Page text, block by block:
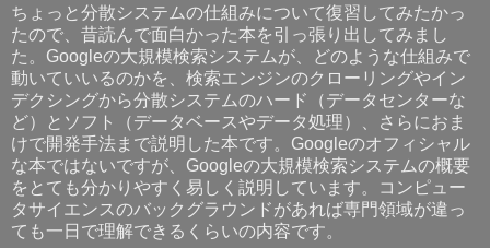
ちょっと分散システムの仕組みについて復習してみたかっ
たので、昔読んで面白かった本を引っ張り出してみまし
た。Googleの大規模検索システムが、どのような仕組みで
動いていいるのかを、検索エンジンのクローリングやイン
デクシングから分散システムのハード（データセンターな
ど）とソフト（データベースやデータ処理）、さらにおま
けで開発手法まで説明した本です。Googleのオフィシャル
な本ではないですが、Googleの大規模検索システムの概要
をとても分かりやすく易しく説明しています。コンピュー
タサイエンスのバックグラウンドがあれば専門領域が違っ
ても一日で理解できるくらいの内容です。